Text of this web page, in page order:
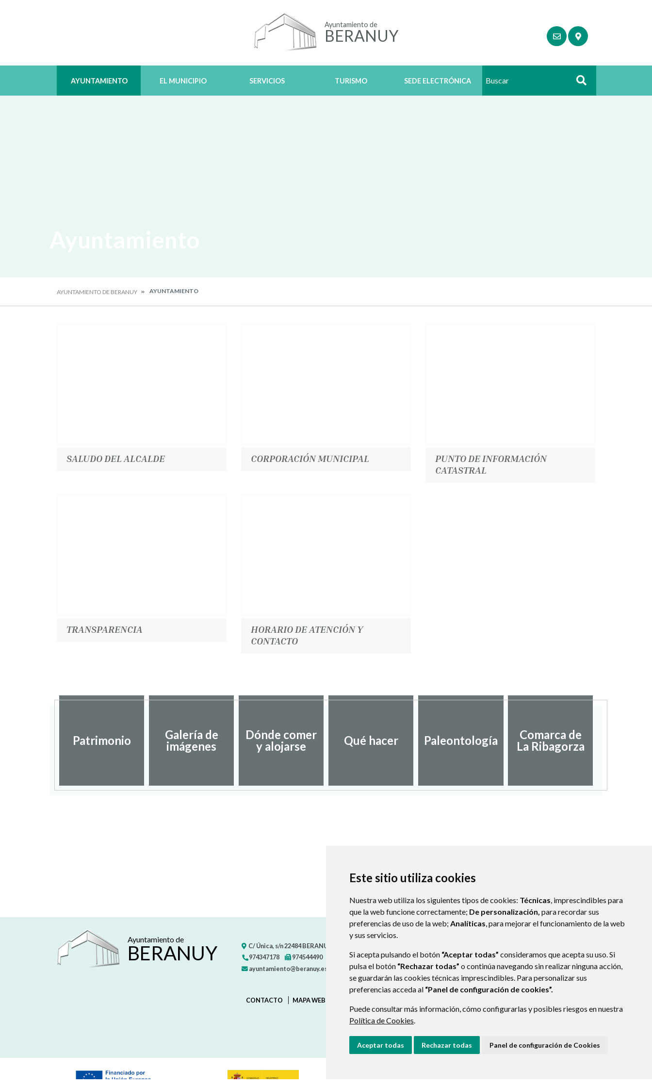
Este sitio utiliza cookies
Nuestra web utiliza los siguientes tipos de cookies: Técnicas, imprescindibles para
que la web funcione correctamente; De personalización, para recordar sus
preferencias de uso de la web; Analíticas, para mejorar el funcionamiento de la web
y sus servicios.
Si acepta pulsando el botón “Aceptar todas” consideramos que acepta su uso. Si
pulsa el botón “Rechazar todas” o continúa navegando sin realizar ninguna acción,
se guardarán las cookies técnicas imprescindibles. Para personalizar sus
preferencias acceda al “Panel de configuración de cookies”.
Puede consultar más información, cómo configurarlas y posibles riesgos en nuestra
Política de Cookies.
Aceptar todas Rechazar todas Panel de configuración de Cookies
Ayuntamiento de
BERANUY
AYUNTAMIENTO EL MUNICIPIO SERVICIOS TURISMO SEDE ELECTRÓNICA Buscar
AYUNTAMIENTO DE BERANUY AYUNTAMIENTO
SALUDO DEL ALCALDE CORPORACIÓN MUNICIPAL
PUNTO DE INFORMACIÓN
CATASTRAL
TRANSPARENCIA
HORARIO DE ATENCIÓN Y
CONTACTO
Patrimonio
Galería de
imágenes
Dónde comer
y alojarse
Qué hacer Paleontología
Comarca de
La Ribagorza
Ayuntamiento de
BERANUY C/ Única, s/n22484BERANUY (HUESCA)
974347178
974544490
ayuntamiento@beranuy.es
CONTACTO MAPA WEB